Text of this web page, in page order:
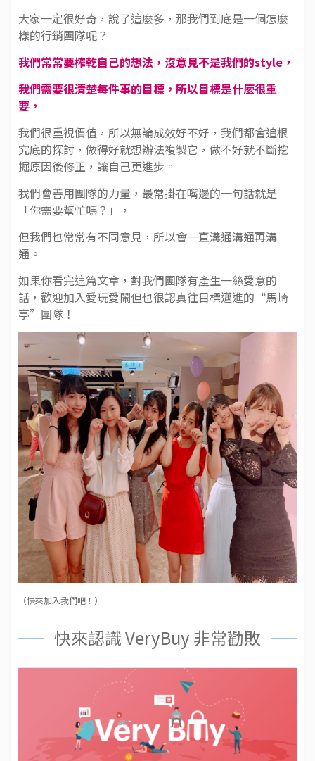
大家一定很好奇，說了這麼多，那我們到底是一個怎麼
樣的行銷團隊呢？
我們常常要榨乾自己的想法，沒意見不是我們的style，
我們需要很清楚每件事的目標，所以目標是什麼很重
要，
我們很重視價值，所以無論成效好不好，我們都會追根
究底的探討，做得好就想辦法複製它，做不好就不斷挖
掘原因後修正，讓自己更進步。
我們會善用團隊的力量，最常掛在嘴邊的一句話就是
「你需要幫忙嗎？」，
但我們也常常有不同意見，所以會一直溝通溝通再溝
通。
如果你看完這篇文章，對我們團隊有產生一絲愛意的
話，歡迎加入愛玩愛鬧但也很認真往目標邁進的“馬崎
亭”團隊！
（快來加入我們吧！）
快來認識 VeryBuy 非常勸敗